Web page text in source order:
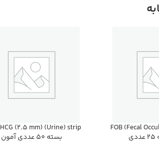
FOB (Fecal
بسته 50 عددي آمون